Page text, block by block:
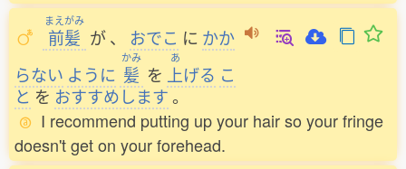
まえがみ
前髪 が、 おでこ に かか
らない ように
かみ
髪 を
あ
上げる こ
と を おすすめします。
I recommend putting up your hair so your fringe
doesn't get on your forehead.